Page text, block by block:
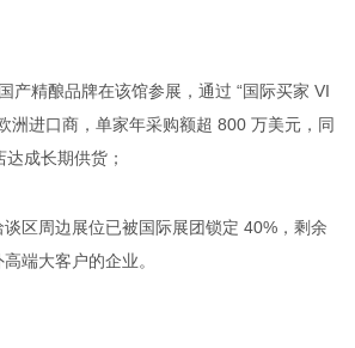
产精酿品牌在该馆参展，通过 “国际买家 VI
洲进口商，单家年采购额超 800 万美元，同
成长期供货；
区周边展位已被国际展团锁定 40%，剩余
端大客户的企业。